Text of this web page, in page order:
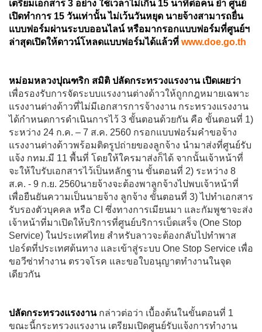
เตรียมเอกสาร 3 อย่าง ใช้เวลาไม่เกิน 15 นาทีต่อคน ย้ำ ศูนย์
เปิดทำการ 15 วันเท่านั้น ไม่เว้นวันหยุด นายจ้างสามารถยื่น
แบบฟอร์มผ่านระบบออนไลน์ หรือมากรอกแบบฟอร์มที่ศูนย์ฯ
ล่าสุดเปิดให้ดาวน์โหลดแบบฟอร์มได้แล้วที่ www.doe.go.th
หม่อมหลวงปุณฑริก สมิติ ปลัดกระทรวงแรงงาน เปิดเผยว่า
เพื่อรองรับการจัดระบบแรงงานต่างด้าวให้ถูกกฎหมายเฉพาะ
แรงงานต่างด้าวที่ไม่มีเอกสารการจ้างงาน กระทรวงแรงงาน
ได้กำหนดการดำเนินการไว้ 3 ขั้นตอนด้วยกัน คือ ขั้นตอนที่ 1)
ระหว่าง 24 ก.ค. – 7 ส.ค. 2560 กรอกแบบฟอร์มคำขอจ้าง
แรงงานต่างด้าวพร้อมติดรูปถ่ายของลูกจ้าง นำมาส่งที่ศูนย์รับ
แจ้ง กทม.มี 11 พื้นที่ โดยให้ใครมาส่งก็ได้ จากนั้นเจ้าหน้าที่
จะให้ใบรับเอกสารไว้เป็นหลักฐาน ขั้นตอนที่ 2) ระหว่าง 8
ส.ค. - 9 ก.ย. 2560นายจ้างจะต้องพาลูกจ้างไปพบเจ้าหน้าที่
เพื่อยืนยันความเป็นนายจ้าง ลูกจ้าง ขั้นตอนที่ 3) ไปทำเอกสาร
รับรองตัวบุคคล หรือ CI ซึ่งทางการเมียนมา และกัมพูชาจะส่ง
เจ้าหน้าที่มาเปิดให้บริการที่ศูนย์บริการเบ็ดเสร็จ (One Stop
Service) ในประเทศไทย สำหรับลาวจะต้องกลับไปทำพาส
ปอร์ตที่ประเทศต้นทาง และเข้าสู่ระบบ One Stop Service เพื่อ
ขอวีซ่าทำงาน ตรวจโรค และขอใบอนุญาตทำงานในจุด
เดียวกัน
ปลัดกระทรวงแรงงานกล่าวต่อว่า เบื้องต้นในขั้นตอนที่ 1
ขณะนี้กระทรวงแรงงาน เตรียมเปิดศูนย์รับแจ้งการทำงาน